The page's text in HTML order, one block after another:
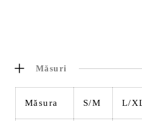
Măsuri
Măsura S/M L/